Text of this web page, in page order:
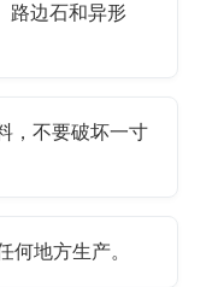
路边石和异形
，不要破坏一寸
地方生产。